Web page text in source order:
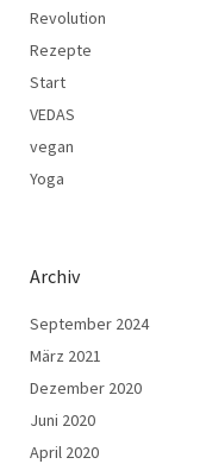
Revolution
Rezepte
Start
VEDAS
vegan
Yoga
Archiv
September 2024
März 2021
Dezember 2020
Juni 2020
April 2020